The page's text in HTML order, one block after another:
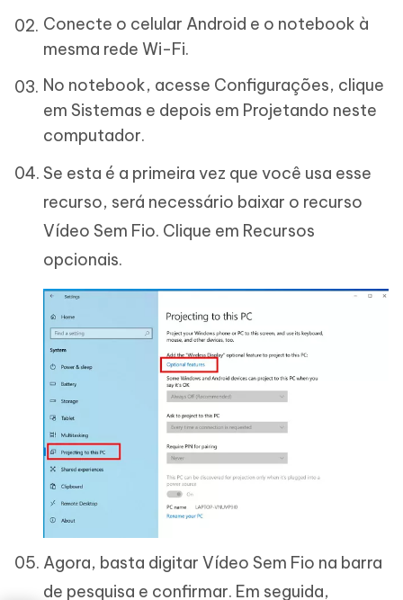
Conecte o celular Android e o notebook à
mesma rede Wi-Fi.
No notebook, acesse Configurações, clique
em Sistemas e depois em Projetando neste
computador.
Se esta é a primeira vez que você usa esse
recurso, será necessário baixar o recurso
Vídeo Sem Fio. Clique em Recursos
opcionais.
Agora, basta digitar Vídeo Sem Fio na barra
de pesquisa e confirmar. Em seguida,